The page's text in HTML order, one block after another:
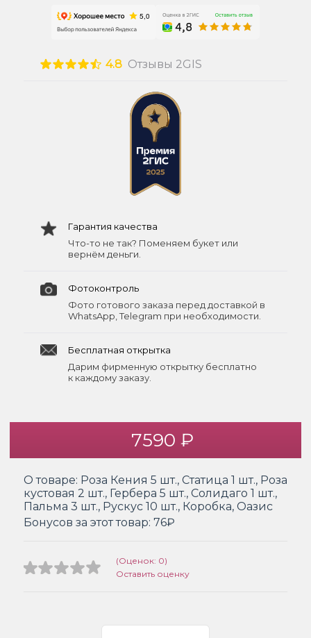
4.8 Отзывы 2GIS
Гарантия качества
Что-то не так? Поменяем букет или
вернём деньги.
Фотоконтроль
Фото готового заказа перед доставкой в
WhatsApp, Telegram при необходимости.
Бесплатная открытка
Дарим фирменную открытку бесплатно
к каждому заказу.
7590 ₽
О товаре: Роза Кения 5 шт., Статица 1 шт., Роза
кустовая 2 шт., Гербера 5 шт., Солидаго 1 шт.,
Пальма 3 шт., Рускус 10 шт., Коробка, Оазис
Бонусов за этот товар: 76₽
(Оценок: 0)
Оставить оценку